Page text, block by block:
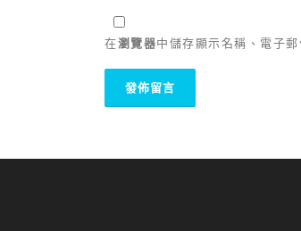
在瀏覽器中儲存顯示名稱、電子